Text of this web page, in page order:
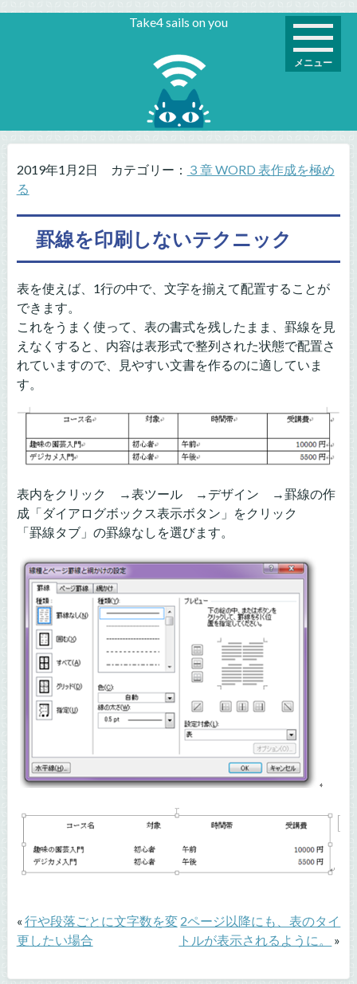
メニュー
Take4 sails on you
2019年1月2日 カテゴリー： ３章 WORD 表作成を極め
る
罫線を印刷しないテクニック
表を使えば、1行の中で、文字を揃えて配置することが
できます。
これをうまく使って、表の書式を残したまま、罫線を見
えなくすると、内容は表形式で整列された状態で配置さ
れていますので、見やすい文書を作るのに適していま
す。
表内をクリック →表ツール →デザイン →罫線の作
成「ダイアログボックス表示ボタン」をクリック
「罫線タブ」の罫線なしを選びます。
« 行や段落ごとに文字数を変
更したい場合
2ページ以降にも、表のタイ
トルが表示されるように。
»